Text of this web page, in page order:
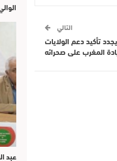
التالي
تأكيد دعم الولايات
المغرب على صحرائه
عبد